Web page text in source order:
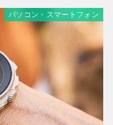
パソコン・スマートフォン